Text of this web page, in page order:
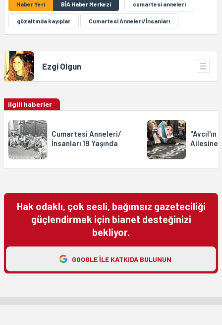
Haber Yeri BİA Haber Merkezi cumartesi anneleri
gözaltında kayıplar Cumartesi Anneleri/İnsanları
Ezgi Olgun
ilgili haberler
Cumartesi Anneleri/
İnsanları 19 Yaşında
"Avcıl'ın
Ailesine
Hak odaklı, çok sesli, bağımsız gazeteciliği
güçlendirmek için bianet desteğinizi
bekliyor.
GOOGLE ILE KATKIDA BULUNUN